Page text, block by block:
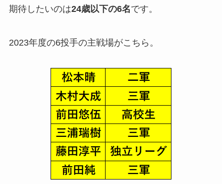
期待したいのは24歳以下の6名です。
2023年度の6投手の主戦場がこちら。